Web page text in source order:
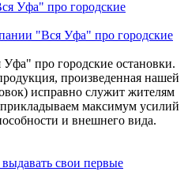
"Вся Уфа" про городские
про городские остановки.
произведенная нашей
исправно служит жителям
максимум усилий
и внешнего вида.